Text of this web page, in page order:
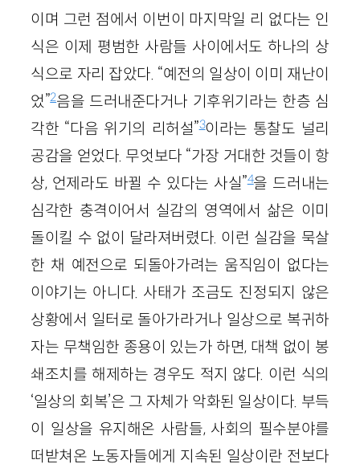
이며 그런 점에서 이번이 마지막일 리 없다는 인
식은 이제 평범한 사람들 사이에서도 하나의 상
식으로 자리 잡았다. “예전의 일상이 이미 재난이
었”2음을 드러내준다거나 기후위기라는 한층 심
각한 “다음 위기의 리허설”3이라는 통찰도 널리
공감을 얻었다. 무엇보다 “가장 거대한 것들이 항
상, 언제라도 바뀔 수 있다는 사실”4을 드러내는
심각한 충격이어서 실감의 영역에서 삶은 이미
돌이킬 수 없이 달라져버렸다. 이런 실감을 묵살
한 채 예전으로 되돌아가려는 움직임이 없다는
이야기는 아니다. 사태가 조금도 진정되지 않은
상황에서 일터로 돌아가라거나 일상으로 복귀하
자는 무책임한 종용이 있는가 하면, 대책 없이 봉
쇄조치를 해제하는 경우도 적지 않다. 이런 식의
‘일상의 회복’은 그 자체가 악화된 일상이다. 부득
이 일상을 유지해온 사람들, 사회의 필수분야를
떠받쳐온 노동자들에게 지속된 일상이란 전보다